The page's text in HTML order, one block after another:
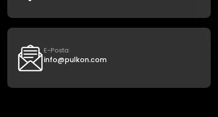
E-Posta:
info@pulkon.com